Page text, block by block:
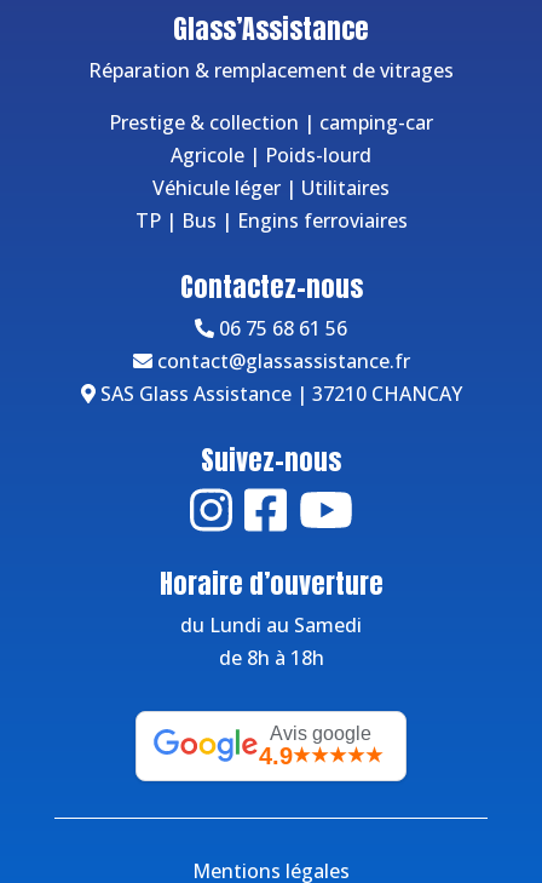
Glass’Assistance
Réparation & remplacement de vitrages
Prestige & collection | camping-car
Agricole | Poids-lourd
Véhicule léger | Utilitaires
TP| Bus | Engins ferroviaires
Contactez-nous
06 75 68 61 56
contact@glassassistance.fr
SAS Glass Assistance | 37210 CHANCAY
Suivez-nous
Horaire d’ouverture
du Lundi au Samedi
de 8h à 18h
Avis google
4.9★★★★★
Mentions légales